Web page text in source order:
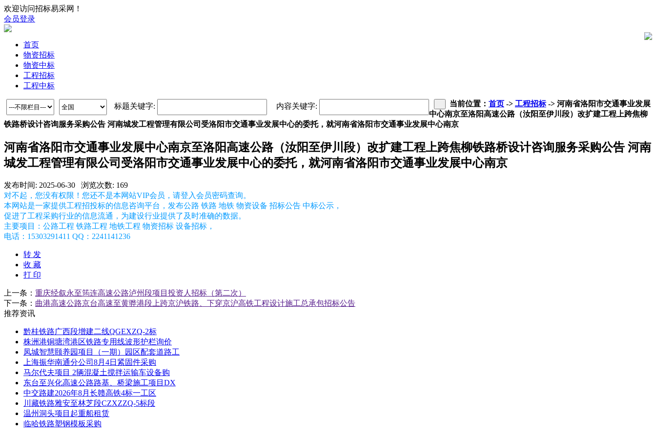
欢迎访问招标易采网！
会员登录
首页
物资招标
物资中标
工程招标
工程中标
标题关键字: 内容关键字: 当前位置： 首页 -> 工程招标-> 河南省洛阳市交通事业发展
中心南京至洛阳高速公路（汝阳至伊川段）改扩建工程上跨焦柳
铁路桥设计咨询服务采购公告 河南城发工程管理有限公司受洛阳市交通事业发展中心的委托，就河南省洛阳市交通事业发展中心南京
河南省洛阳市交通事业发展中心南京至洛阳高速公路（汝阳至伊川段）改扩建工程上跨焦柳铁路桥设计咨询服务采购公告 河南
城发工程管理有限公司受洛阳市交通事业发展中心的委托，就河南省洛阳市交通事业发展中心南京
发布时间: 2025-06-30 浏览次数: 169
对不起，您没有权限！您还不是本网站VIP会员，请登入会员密码查询。
本网站是一家提供工程招投标的信息咨询平台，发布公路 铁路 地铁 物资设备 招标公告 中标公示，
促进了工程采购行业的信息流通，为建设行业提供了及时准确的数据。
主要项目：公路工程 铁路工程 地铁工程 物资招标 设备招标，
电话：15303291411 QQ：2241141236
转 发
收 藏
打 印
上一条： 重庆经叙永至筠连高速公路泸州段项目投资人招标（第二次）
下一条： 曲港高速公路京台高速至黄骅港段上跨京沪铁路、下穿京沪高铁工程设计施工总承包招标公告
推荐资讯
黔桂铁路广西段增建二线QGEXZQ-2标
株洲港铜塘湾港区铁路专用线波形护栏询价
凤城智慧颐养园项目（一期）园区配套道路工
上海振华南通分公司8月4日紧固件采购
马尔代夫项目 2辆混凝土搅拌运输车设备购
东台至兴化高速公路路基、桥梁施工项目DX
中交路建2026年8月长赣高铁4标一工区
川藏铁路雅安至林芝段CZXZZQ-5标段
温州洞头项目起重船租赁
临哈铁路塑钢模板采购